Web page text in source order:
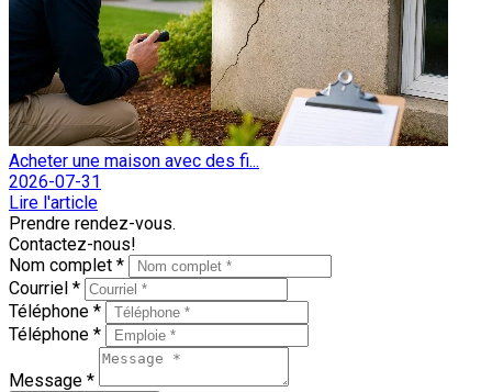
Acheter une maison avec des fi...
2026-07-31
Lire l'article
Prendre rendez-vous.
Contactez-nous!
Nom complet *
Courriel *
Téléphone *
Téléphone *
Message *